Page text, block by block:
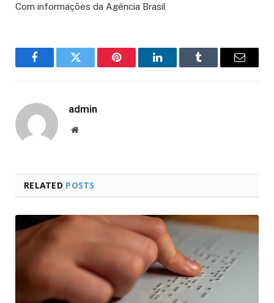
Com informações da Agência Brasil
FacebookTwitter Pinterest LinkedInTumblr Email
admin
Website
RELATED POSTS